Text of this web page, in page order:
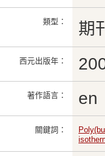
類型： 期
西元出版年：
著作語言： en
關鍵詞：